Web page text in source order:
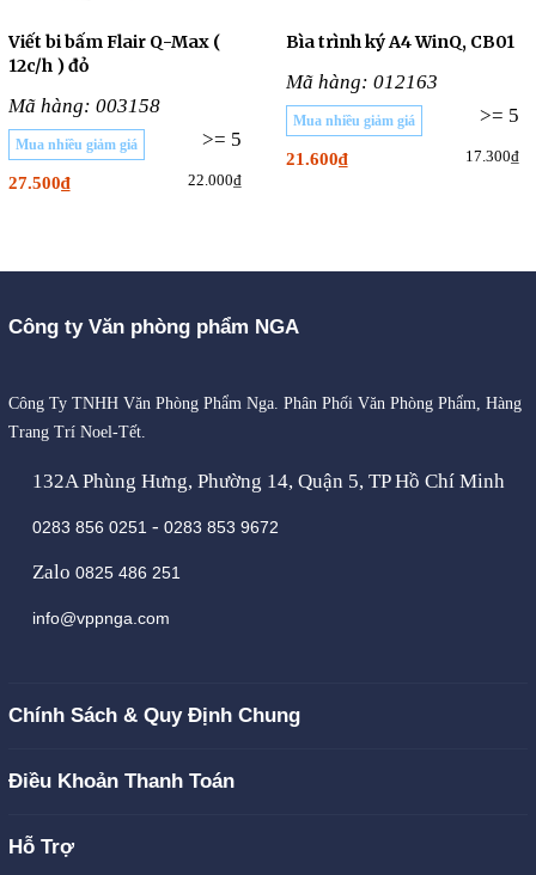
Viết bi bấm Flair Q-Max (
12c/h ) đỏ
Mã hàng: 003158
>= 5
Mua nhiều giảm giá
27.500₫ 22.000₫
Bìa trình ký A4 WinQ, CB01
Mã hàng: 012163
>= 5
Mua nhiều giảm giá
21.600₫ 17.300₫
Công ty Văn phòng phẩm NGA
Công Ty TNHH Văn Phòng Phẩm Nga. Phân Phối Văn Phòng Phẩm, Hàng
Trang Trí Noel-Tết.
132A Phùng Hưng, Phường 14, Quận 5, TP Hồ Chí Minh
0283 856 0251 - 0283 853 9672
Zalo 0825 486 251
info@vppnga.com
Chính Sách & Quy Định Chung
Điều Khoản Thanh Toán
Hỗ Trợ